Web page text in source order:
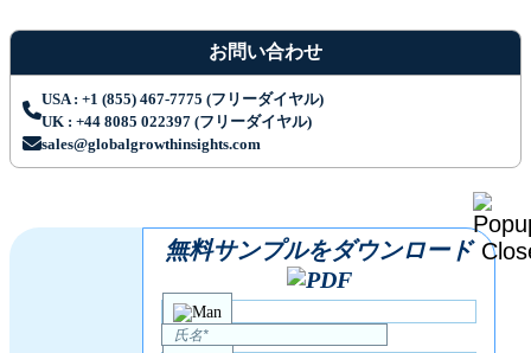
お問い合わせ
USA : +1 (855) 467-7775 (フリーダイヤル)
UK : +44 8085 022397 (フリーダイヤル)
sales@globalgrowthinsights.com
無料サンプルをダウンロード